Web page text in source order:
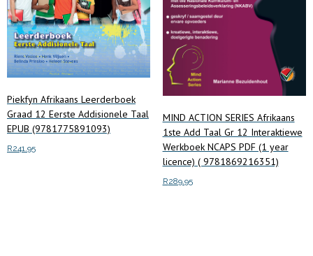
Piekfyn Afrikaans Leerderboek
Graad 12 Eerste Addisionele Taal
EPUB (9781775891093)
R241.95
MIND ACTION SERIES Afrikaans
1ste Add Taal Gr 12 Interaktiewe
Werkboek NCAPS PDF (1 year
licence) ( 9781869216351)
R289.95